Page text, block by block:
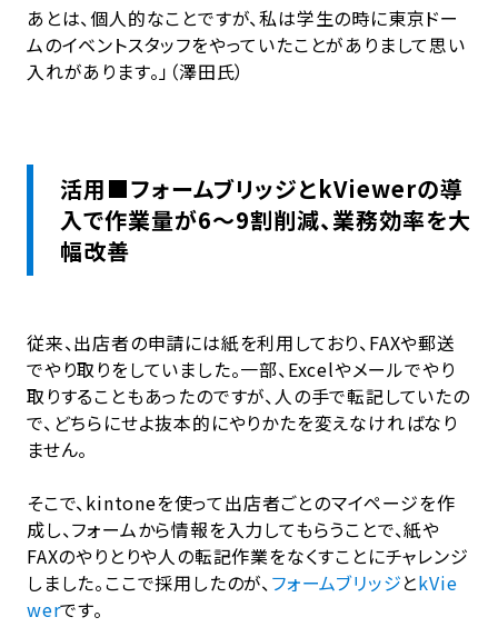
あとは、個人的なことですが、私は学生の時に東京ドー
ムのイベントスタッフをやっていたことがありまして思い
入れがあります。」（澤田氏）
活用■フォームブリッジとkViewerの導
入で作業量が6～9割削減、業務効率を大
幅改善
従来、出店者の申請には紙を利用しており、FAXや郵送
でやり取りをしていました。一部、Excelやメールでやり
取りすることもあったのですが、人の手で転記していたの
で、どちらにせよ抜本的にやりかたを変えなければなり
ません。
そこで、kintoneを使って出店者ごとのマイページを作
成し、フォームから情報を入力してもらうことで、紙や
FAXのやりとりや人の転記作業をなくすことにチャレンジ
しました。ここで採用したのが、フォームブリッジとkVie
werです。